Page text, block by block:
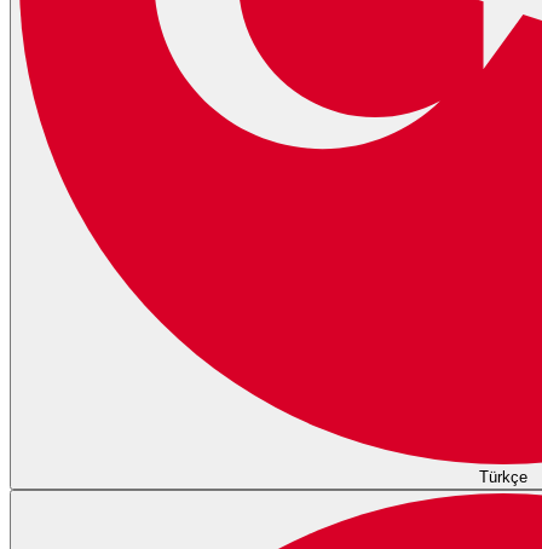
Türkçe